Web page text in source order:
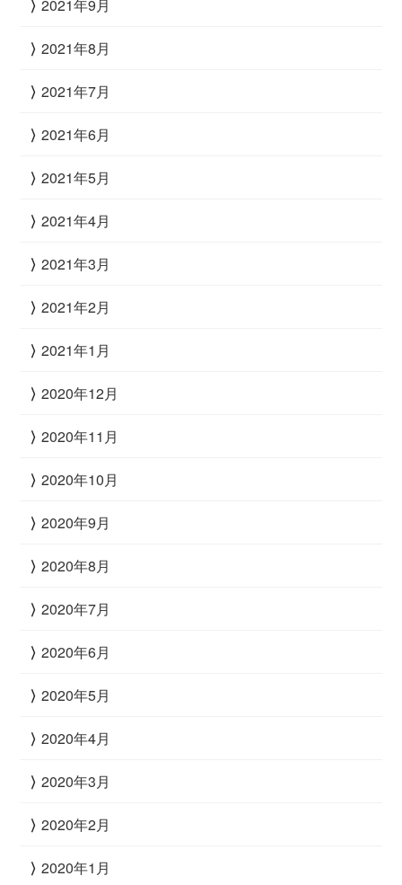
2021年9月
2021年8月
2021年7月
2021年6月
2021年5月
2021年4月
2021年3月
2021年2月
2021年1月
2020年12月
2020年11月
2020年10月
2020年9月
2020年8月
2020年7月
2020年6月
2020年5月
2020年4月
2020年3月
2020年2月
2020年1月